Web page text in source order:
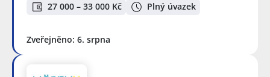
27 000 – 33 000 Kč Plný úvazek
Zveřejněno: 6. srpna